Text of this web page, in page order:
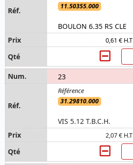
11.50355.000
BOULON 6.35 RS CLE
0,61 € H.T
23
31.29810.000
VIS 5.12 T.B.C.H.
2,07 € H.T